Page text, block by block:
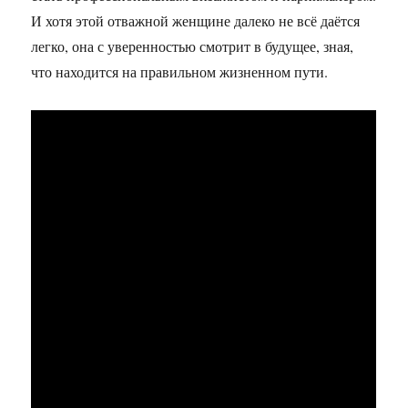
И хотя этой отважной женщине далеко не всё даётся
легко, она с уверенностью смотрит в будущее, зная,
что находится на правильном жизненном пути.